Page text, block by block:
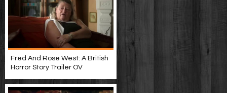
Fred And Rose West: A British
Horror Story Trailer OV